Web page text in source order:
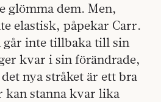
glömma dem. Men,
elastisk, påpekar Carr.
går inte tillbaka till sin
kvar i sin förändrade,
nya stråket är ett bra
kan stanna kvar lika